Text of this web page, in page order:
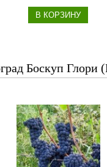
В КОРЗИНУ
Боскуп